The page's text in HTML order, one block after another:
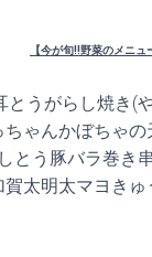
【今が旬!!野菜のメニュ
とうがらし焼き
ちゃんかぼちゃ
しとう豚バラ巻
賀太明太マヨき